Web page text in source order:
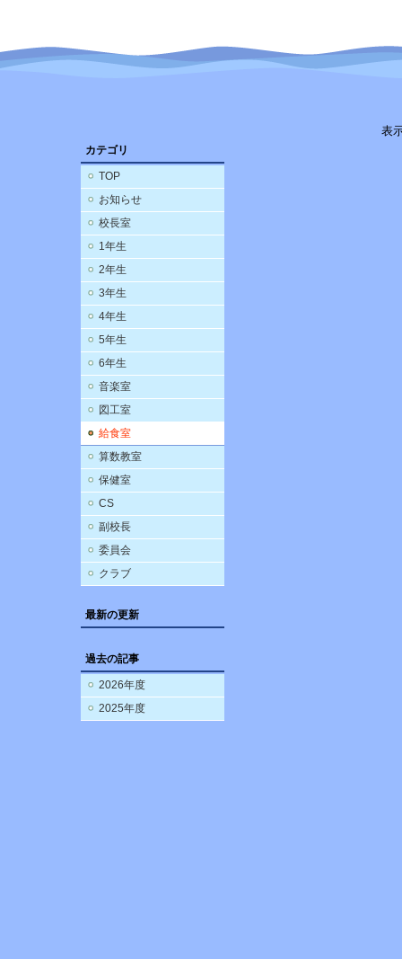
カテゴリ
TOP
お知らせ
校長室
1年生
2年生
3年生
4年生
5年生
6年生
音楽室
図工室
給食室
算数教室
保健室
CS
副校長
委員会
クラブ
最新の更新
過去の記事
2026年度
2025年度
表